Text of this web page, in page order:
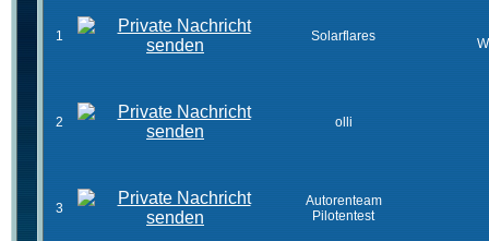
1 Solarflares
2 olli
3
Autorenteam
Pilotentest